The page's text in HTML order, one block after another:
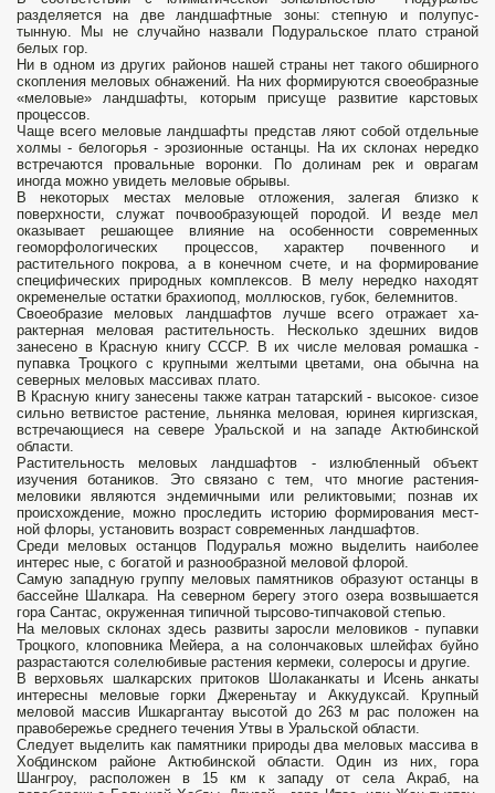
разделяется на две ландшафтные зоны: степную и полупус­
тынную. Мы не случайно назвали Подуральское плато страной
белых гор.
Ни в одном из других районов нашей страны нет такого обширного
скопления меловых обнажений. На них формируются своеобразные
«меловые» ландшафты, которым присуще развитие карстовых
процессов.
Чаще всего меловые ландшафты представ­ ляют собой отдельные
холмы - белогорья - эрозионные останцы. На их склонах нередко
встречаются провальные воронки. По долинам рек и оврагам
иногда можно увидеть меловые обрывы.
В некоторых местах меловые отложения, залегая близко к
поверхности, служат почвообразующей породой. И везде мел
оказывает решающее влияние на особенности современных
геоморфологических процессов, характер почвенного и
растительного покрова, а в конечном счете, и на формирование
специфических природных комплексов. В мелу нередко находят
окременелые остатки брахиопод, моллюсков, губок, белемнитов.
Своеобразие меловых ландшафтов лучше всего отражает ха­
рактерная меловая растительность. Несколько здешних видов
занесено в Красную книгу СССР. В их числе меловая ромашка -
пупавка Троцкого с крупными желтыми цветами, она обычна на
северных меловых массивах плато.
В Красную книгу занесены также катран татарский - высокое· сизое
сильно ветвистое растение, льнянка меловая, юринея киргизская,
встречающиеся на севере Уральской и на западе Актюбинской
области.
Растительность меловых ландшафтов - излюбленный объект
изучения ботаников. Это связано с тем, что многие растения­
меловики являются эндемичными или реликтовыми; познав их
происхождение, можно проследить историю формирования мест­
ной флоры, установить возраст современных ландшафтов.
Среди меловых останцов Подуралья можно выделить наиболее
интерес­ ные, с богатой и разнообразной меловой флорой.
Самую западную группу меловых памятников образуют останцы в
бассейне Шалкара. На северном берегу этого озера возвышается
гора Сантас, окруженная типичной тырсово-типчаковой степью.
На меловых склонах здесь развиты заросли мелови­ков - пупавки
Троцкого, клоповника Мейера, а на солончаковых шлейфах буйно
разрастаются солелюбивые растения кермеки, солеросы и другие.
В верховьях шалкарских притоков Шолаканкаты и Исень­ анкаты
интересны меловые горки Джереньтау и Аккудуксай. Крупный
меловой массив Ишкаргантау высотой до 263 м рас­ положен на
правобережье среднего течения Утвы в Уральской области.
Следует выделить как памятники природы два меловых массива в
Хобдинском районе Актюбинской области. Один из них, гора
Шангроу, расположен в 15 км к западу от села Акраб, на